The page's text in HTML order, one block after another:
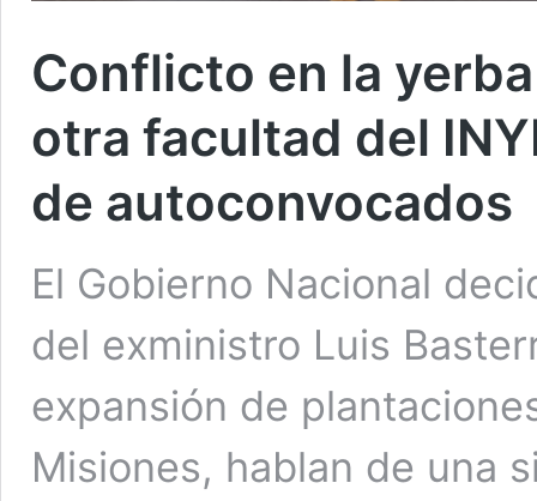
Conflicto en la
otra facultad del
de autoconvocados
El Gobierno Nacional
del exministro Luis
expansión de
Misiones, hablan de una